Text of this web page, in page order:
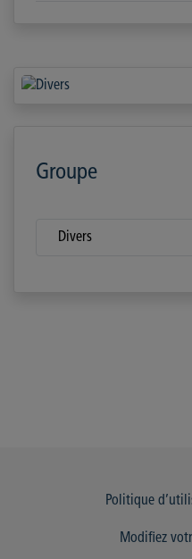
Groupe
Divers
Politique
Modifiez